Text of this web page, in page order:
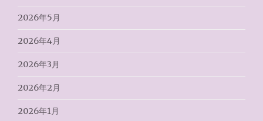
2026年5月
2026年4月
2026年3月
2026年2月
2026年1月